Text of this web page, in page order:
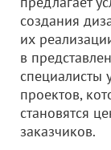
создания
их
в
специалисты
проектов,
становятся
заказчиков.